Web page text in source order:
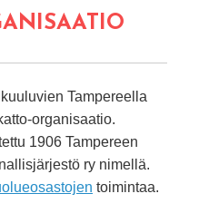
Tampereella
organisaatio.
1906 Tampereen
ry nimellä.
toimintaa.